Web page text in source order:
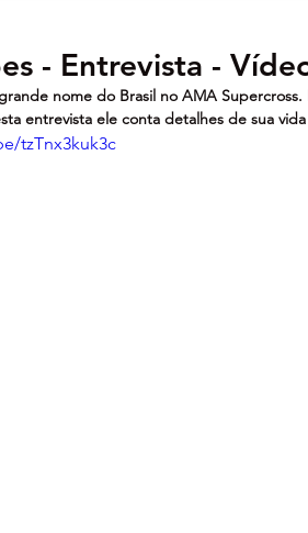
- Entrevista -
nome do Brasil no AMA
entrevista ele conta detalhes de sua
tzTnx3kuk3c